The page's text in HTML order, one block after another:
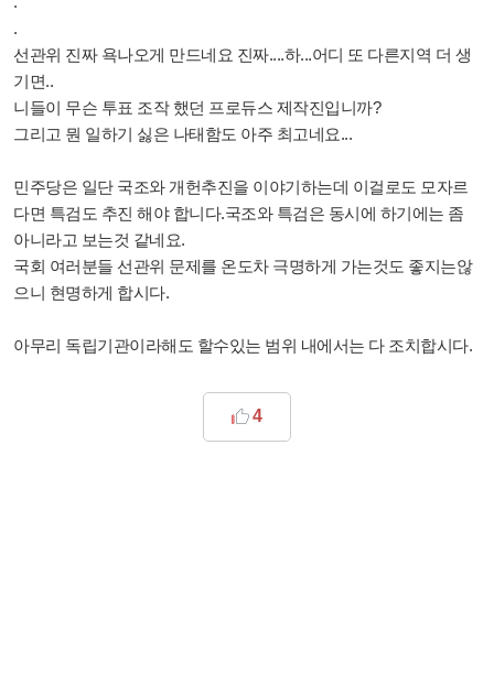
.
선관위 진짜 욕나오게 만드네요 진짜....하...어디 또 다른지역 더 생
기면..
니들이 무슨 투표 조작 했던 프로듀스 제작진입니까?
그리고 뭔 일하기 싫은 나태함도 아주 최고네요...
민주당은 일단 국조와 개헌추진을 이야기하는데 이걸로도 모자르
다면 특검도 추진 해야 합니다.국조와 특검은 동시에 하기에는 좀
아니라고 보는것 같네요.
국회 여러분들 선관위 문제를 온도차 극명하게 가는것도 좋지는않
으니 현명하게 합시다.
아무리 독립기관이라해도 할수있는 범위 내에서는 다 조치합시다.
4